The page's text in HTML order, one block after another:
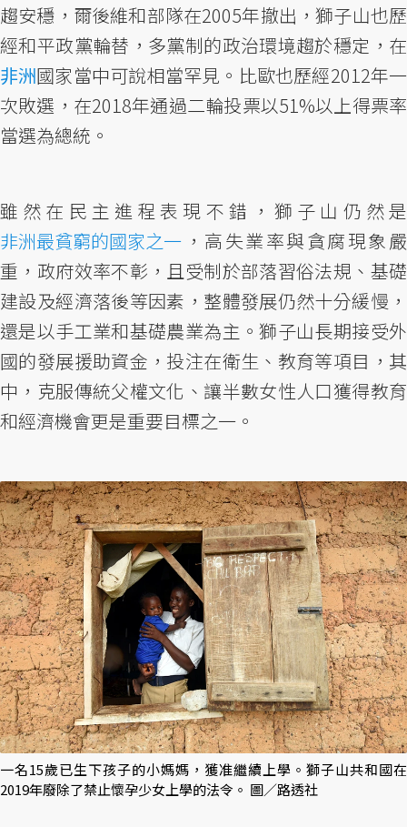
趨安穩，爾後維和部隊在2005年撤出，獅子山也歷
經和平政黨輪替，多黨制的政治環境趨於穩定，在
非洲國家當中可說相當罕見。比歐也歷經2012年一
次敗選，在2018年通過二輪投票以51%以上得票率
當選為總統。
雖然在民主進程表現不錯，獅子山仍然是
非洲最貧窮的國家之一 ，高失業率與貪腐現象嚴
重，政府效率不彰，且受制於部落習俗法規、基礎
建設及經濟落後等因素，整體發展仍然十分緩慢，
還是以手工業和基礎農業為主。獅子山長期接受外
國的發展援助資金，投注在衛生、教育等項目，其
中，克服傳統父權文化、讓半數女性人口獲得教育
和經濟機會更是重要目標之一。
一名15歲已生下孩子的小媽媽，獲准繼續上學。獅子山共和國在
2019年廢除了禁止懷孕少女上學的法令。 圖／路透社